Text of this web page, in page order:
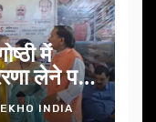
में
लेने पर
INDIA